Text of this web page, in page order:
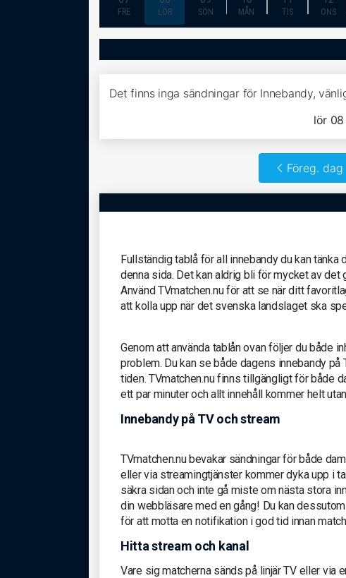
FRE LÖR SÖN MÅN TIS ONS
Det finns inga sändningar för Innebandy,
lör
Föreg. dag
Fullständig tablå för all innebandy du kan tänka
denna sida. Det kan aldrig bli för mycket av det
Använd TVmatchen.nu för att se när ditt
att kolla upp när det svenska landslaget ska
Genom att använda tablån ovan följer du både
problem. Du kan se både dagens innebandy
tiden. TVmatchen.nu finns tillgängligt för både
ett par minuter och allt innehåll kommer helt
Innebandy på TV och stream
TVmatchen.nu bevakar sändningar för både
eller via streamingtjänster kommer dyka upp i
säkra sidan och inte gå miste om nästa stora
din webbläsare med en gång! Du kan
för att motta en notifikation i god tid innan
Hitta stream och kanal
Vare sig matcherna sänds på linjär TV eller